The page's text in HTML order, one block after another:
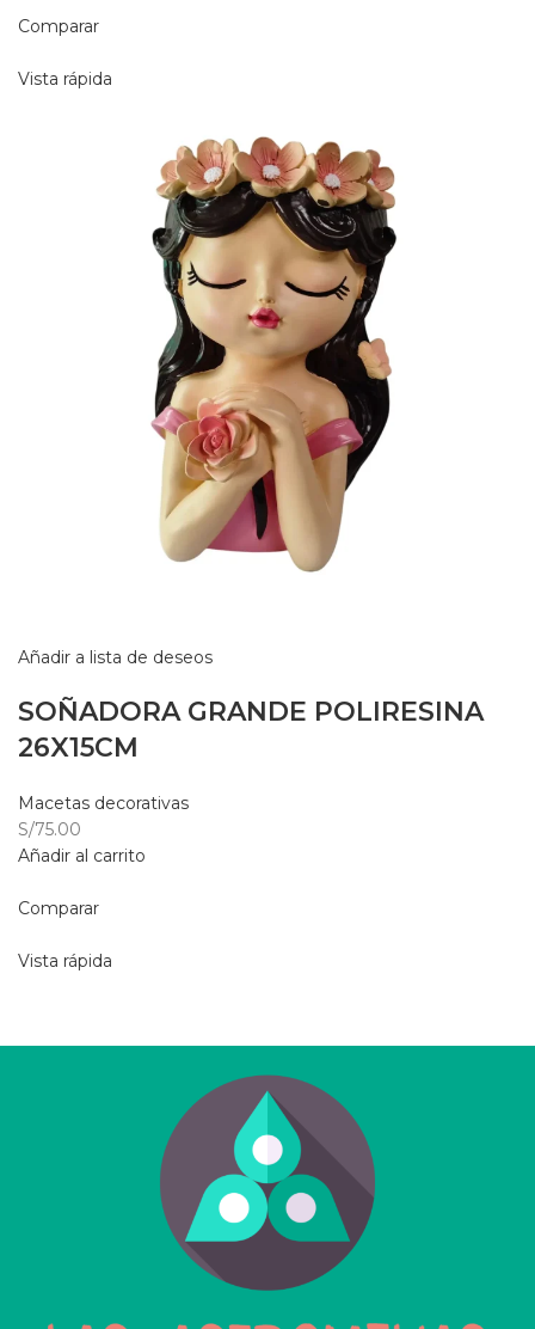
Comparar
Vista rápida
Añadir a lista de deseos
SOÑADORA GRANDE POLIRESINA
26X15CM
Macetas decorativas
S/75.00
Añadir al carrito
Comparar
Vista rápida